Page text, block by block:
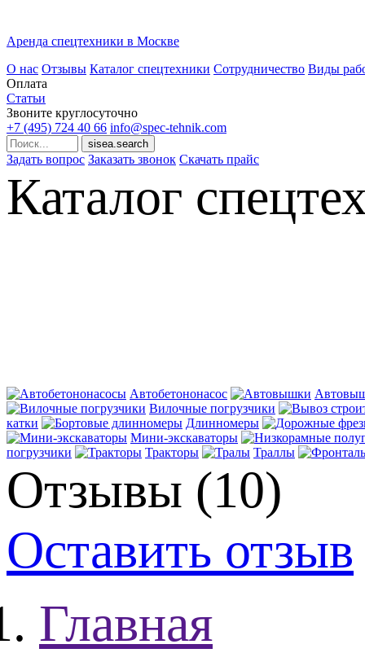
Аренда спецтехники в Москве
О нас Отзывы Каталог спецтехники Сотрудничество Виды
Оплата
Статьи
Звоните круглосуточно
+7 (495) 724 40 66 info@spec-tehnik.com
Задать вопрос Заказать звонок Скачать прайс
Каталог
Автобетононасос
Вилочные погрузчики
катки
Длинномеры
Мини-экскаваторы
погрузчики
Тракторы Траллы
Отзывы (10)
Оставить отзыв
Главная